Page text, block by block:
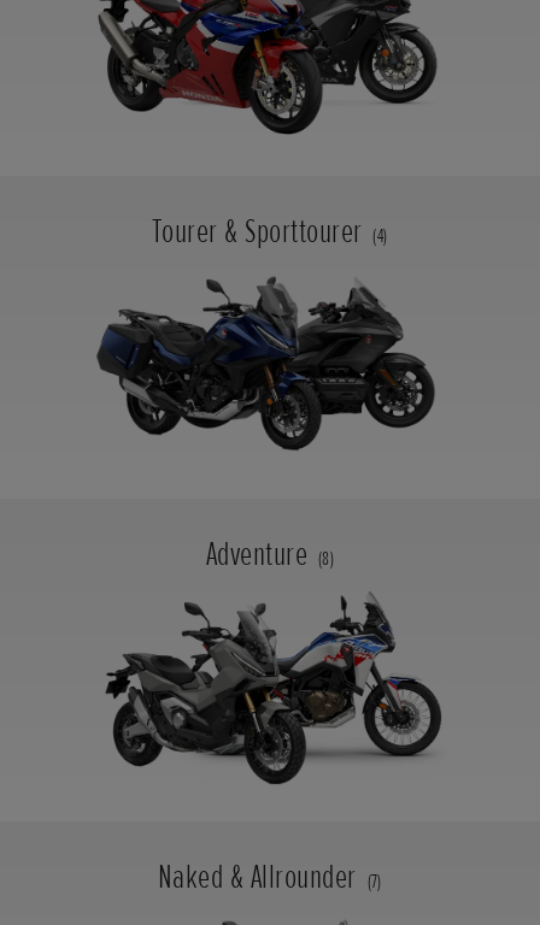
Tourer & Sporttourer (4)
Adventure (8)
Naked & Allrounder (7)